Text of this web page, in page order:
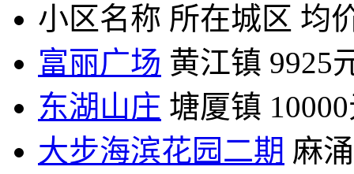
小区名称 所在城区 均
富丽广场 黄江镇 9925
东湖山庄 塘厦镇
大步海滨花园二期 麻